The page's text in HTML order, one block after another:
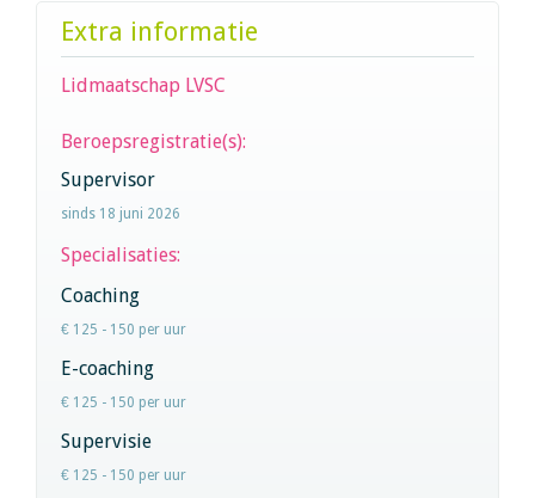
Extra informatie
Lidmaatschap LVSC
Beroepsregistratie(s):
Supervisor
sinds 18 juni 2026
Specialisaties:
Coaching
€ 125 - 150 per uur
E-coaching
€ 125 - 150 per uur
Supervisie
€ 125 - 150 per uur